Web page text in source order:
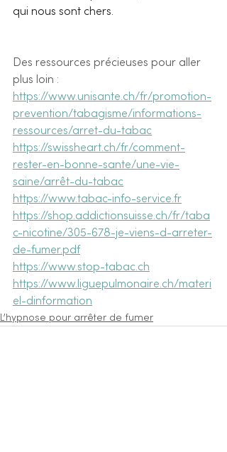
qui nous sont chers.
Des ressources précieuses pour aller
plus loin :
https://www.unisante.ch/fr/promotion-
prevention/tabagisme/informations-
ressources/arret-du-tabac
https://swissheart.ch/fr/comment-
rester-en-bonne-sante/une-vie-
saine/arrêt-du-tabac
https://www.tabac-info-service.fr
https://shop.addictionsuisse.ch/fr/taba
c-nicotine/305-678-je-viens-d-arreter-
de-fumer.pdf
https://www.stop-tabac.ch
https://www.liguepulmonaire.ch/materi
el-dinformation
L’hypnose pour arrêter de fumer